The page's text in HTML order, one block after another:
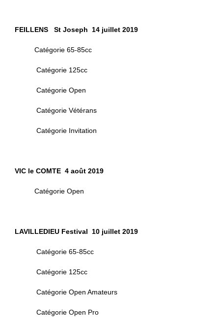
FEILLENS St Joseph 14 juillet 2019
Catégorie 65-85cc
Catégorie 125cc
Catégorie Open
Catégorie Vétérans
Catégorie Invitation
VIC le COMTE 4 août 2019
Catégorie Open
LAVILLEDIEU Festival 10 juillet 2019
Catégorie 65-85cc
Catégorie 125cc
Catégorie Open Amateurs
Catégorie Open Pro